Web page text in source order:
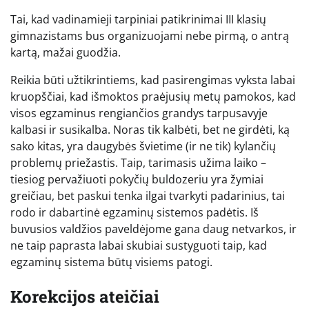
Tai, kad vadinamieji tarpiniai patikrinimai III klasių
gimnazistams bus organizuojami nebe pirmą, o antrą
kartą, mažai guodžia.
Reikia būti užtikrintiems, kad pasirengimas vyksta labai
kruopščiai, kad išmoktos praėjusių metų pamokos, kad
visos egzaminus rengiančios grandys tarpusavyje
kalbasi ir susikalba. Noras tik kalbėti, bet ne girdėti, ką
sako kitas, yra daugybės švietime (ir ne tik) kylančių
problemų priežastis. Taip, tarimasis užima laiko –
tiesiog pervažiuoti pokyčių buldozeriu yra žymiai
greičiau, bet paskui tenka ilgai tvarkyti padarinius, tai
rodo ir dabartinė egzaminų sistemos padėtis. Iš
buvusios valdžios paveldėjome gana daug netvarkos, ir
ne taip paprasta labai skubiai sustyguoti taip, kad
egzaminų sistema būtų visiems patogi.
Korekcijos ateičiai